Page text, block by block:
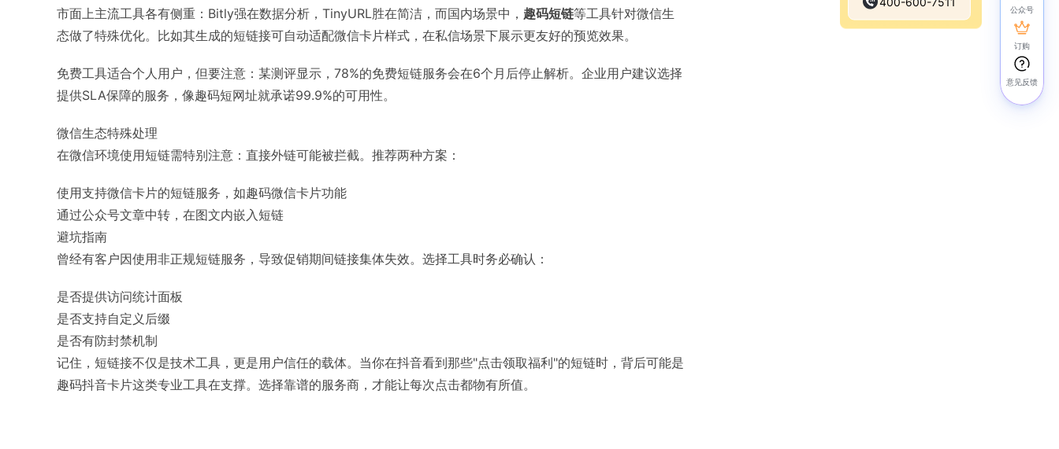
市面上主流工具各有侧重：Bitly强在数据分析，TinyURL胜在简洁，而国内场景中， 趣码短链等工具针对微信生
态做了特殊优化。比如其生成的短链接可自动适配微信卡片样式，在私信场景下展示更友好的预览效果。
免费工具适合个人用户，但要注意：某测评显示，78%的免费短链服务会在6个月后停止解析。企业用户建议选择
提供SLA保障的服务，像趣码短网址就承诺99.9%的可用性。
微信生态特殊处理
在微信环境使用短链需特别注意：直接外链可能被拦截。推荐两种方案：
使用支持微信卡片的短链服务，如趣码微信卡片功能
通过公众号文章中转，在图文内嵌入短链
避坑指南
曾经有客户因使用非正规短链服务，导致促销期间链接集体失效。选择工具时务必确认：
是否提供访问统计面板
是否支持自定义后缀
是否有防封禁机制
记住，短链接不仅是技术工具，更是用户信任的载体。当你在抖音看到那些"点击领取福利"的短链时，背后可能是
趣码抖音卡片这类专业工具在支撑。选择靠谱的服务商，才能让每次点击都物有所值。
公众号
订购
意见反馈